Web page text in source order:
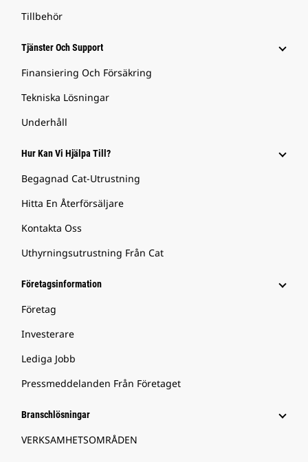
Tillbehör
Tjänster Och Support
Finansiering Och Försäkring
Tekniska Lösningar
Underhåll
Hur Kan Vi Hjälpa Till?
Begagnad Cat-Utrustning
Hitta En Återförsäljare
Kontakta Oss
Uthyrningsutrustning Från Cat
Företagsinformation
Företag
Investerare
Lediga Jobb
Pressmeddelanden Från Företaget
Branschlösningar
VERKSAMHETSOMRÅDEN